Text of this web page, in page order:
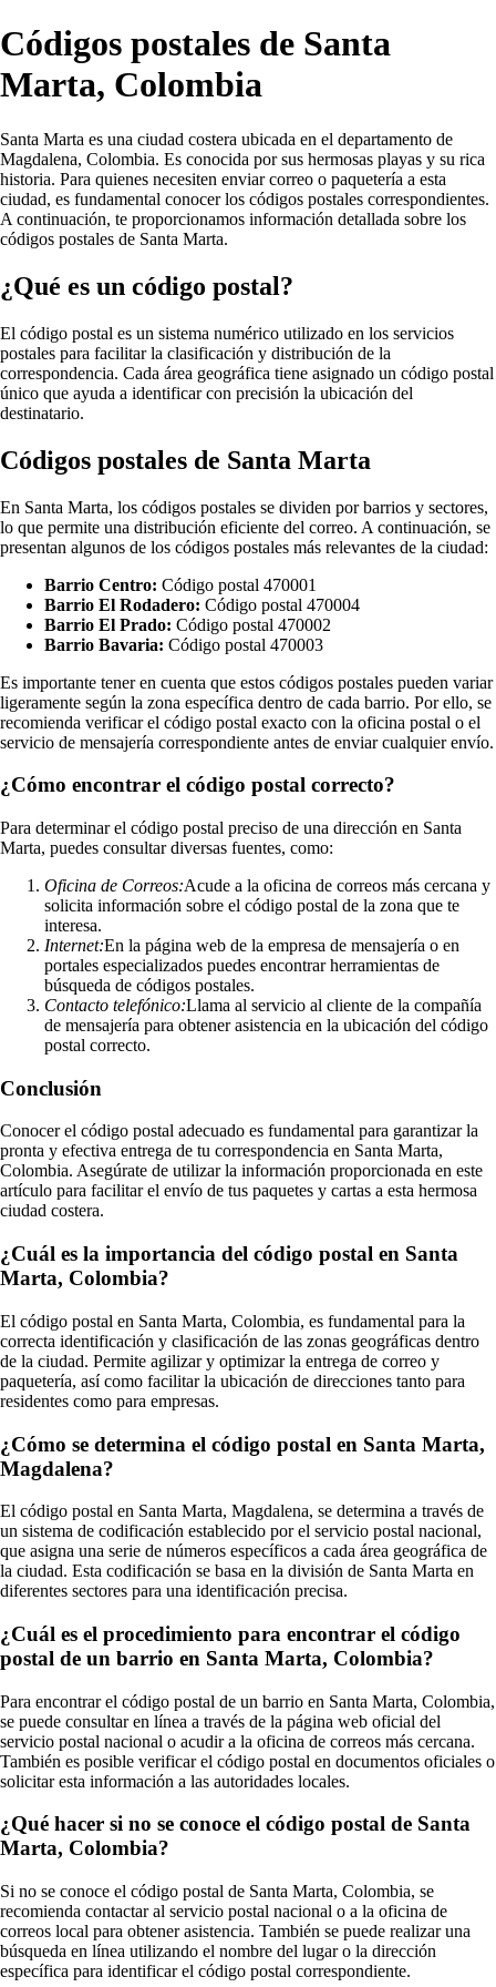
Códigos postales de Santa
Marta, Colombia
Santa Marta es una ciudad costera ubicada en el departamento de
Magdalena, Colombia. Es conocida por sus hermosas playas y su rica
historia. Para quienes necesiten enviar correo o paquetería a esta
ciudad, es fundamental conocer los códigos postales correspondientes.
A continuación, te proporcionamos información detallada sobre los
códigos postales de Santa Marta.
¿Qué es un código postal?
El código postal es un sistema numérico utilizado en los servicios
postales para facilitar la clasificación y distribución de la
correspondencia. Cada área geográfica tiene asignado un código postal
único que ayuda a identificar con precisión la ubicación del
destinatario.
Códigos postales de Santa Marta
En Santa Marta, los códigos postales se dividen por barrios y sectores,
lo que permite una distribución eficiente del correo. A continuación, se
presentan algunos de los códigos postales más relevantes de la ciudad:
Barrio Centro: Código postal 470001
Barrio El Rodadero: Código postal 470004
Barrio El Prado: Código postal 470002
Barrio Bavaria: Código postal 470003
Es importante tener en cuenta que estos códigos postales pueden variar
ligeramente según la zona específica dentro de cada barrio. Por ello, se
recomienda verificar el código postal exacto con la oficina postal o el
servicio de mensajería correspondiente antes de enviar cualquier envío.
¿Cómo encontrar el código postal correcto?
Para determinar el código postal preciso de una dirección en Santa
Marta, puedes consultar diversas fuentes, como:
Oficina de Correos:Acude a la oficina de correos más cercana y
solicita información sobre el código postal de la zona que te
interesa.
Internet:En la página web de la empresa de mensajería o en
portales especializados puedes encontrar herramientas de
búsqueda de códigos postales.
Contacto telefónico:Llama al servicio al cliente de la compañía
de mensajería para obtener asistencia en la ubicación del código
postal correcto.
Conclusión
Conocer el código postal adecuado es fundamental para garantizar la
pronta y efectiva entrega de tu correspondencia en Santa Marta,
Colombia. Asegúrate de utilizar la información proporcionada en este
artículo para facilitar el envío de tus paquetes y cartas a esta hermosa
ciudad costera.
¿Cuál es la importancia del código postal en Santa
Marta, Colombia?
El código postal en Santa Marta, Colombia, es fundamental para la
correcta identificación y clasificación de las zonas geográficas dentro
de la ciudad. Permite agilizar y optimizar la entrega de correo y
paquetería, así como facilitar la ubicación de direcciones tanto para
residentes como para empresas.
¿Cómo se determina el código postal en Santa Marta,
Magdalena?
El código postal en Santa Marta, Magdalena, se determina a través de
un sistema de codificación establecido por el servicio postal nacional,
que asigna una serie de números específicos a cada área geográfica de
la ciudad. Esta codificación se basa en la división de Santa Marta en
diferentes sectores para una identificación precisa.
¿Cuál es el procedimiento para encontrar el código
postal de un barrio en Santa Marta, Colombia?
Para encontrar el código postal de un barrio en Santa Marta, Colombia,
se puede consultar en línea a través de la página web oficial del
servicio postal nacional o acudir a la oficina de correos más cercana.
También es posible verificar el código postal en documentos oficiales o
solicitar esta información a las autoridades locales.
¿Qué hacer si no se conoce el código postal de Santa
Marta, Colombia?
Si no se conoce el código postal de Santa Marta, Colombia, se
recomienda contactar al servicio postal nacional o a la oficina de
correos local para obtener asistencia. También se puede realizar una
búsqueda en línea utilizando el nombre del lugar o la dirección
específica para identificar el código postal correspondiente.